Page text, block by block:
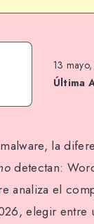
13
Última
la
detectan:
analiza el
elegir